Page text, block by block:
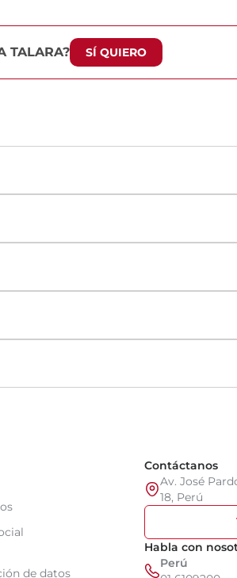
TALARA? SÍ QUIERO
de datos
Contáctanos
Av. José
18, Perú
Habla con
Perú